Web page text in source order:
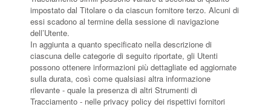
impostato dal Titolare o da ciascun fornitore terzo. Alcuni di
essi scadono al termine della sessione di navigazione
dell’Utente.
In aggiunta a quanto specificato nella descrizione di
ciascuna delle categorie di seguito riportate, gli Utenti
possono ottenere informazioni più dettagliate ed aggiornate
sulla durata, così come qualsiasi altra informazione
rilevante - quale la presenza di altri Strumenti di
Tracciamento - nelle privacy policy dei rispettivi fornitori